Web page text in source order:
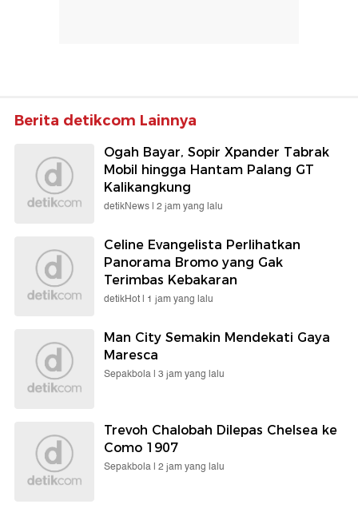
Berita detikcom Lainnya
Ogah Bayar, Sopir Xpander Tabrak
Mobil hingga Hantam Palang GT
Kalikangkung
detikNews | 2 jam yang lalu
Celine Evangelista Perlihatkan
Panorama Bromo yang Gak
Terimbas Kebakaran
detikHot | 1 jam yang lalu
Man City Semakin Mendekati Gaya
Maresca
Sepakbola | 3 jam yang lalu
Trevoh Chalobah Dilepas Chelsea ke
Como 1907
Sepakbola | 2 jam yang lalu